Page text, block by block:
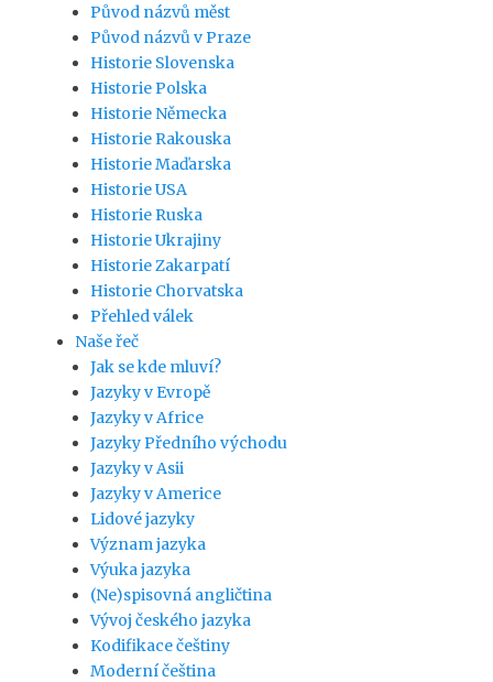
Původ názvů měst
Původ názvů v Praze
Historie Slovenska
Historie Polska
Historie Německa
Historie Rakouska
Historie Maďarska
Historie USA
Historie Ruska
Historie Ukrajiny
Historie Zakarpatí
Historie Chorvatska
Přehled válek
Naše řeč
Jak se kde mluví?
Jazyky v Evropě
Jazyky v Africe
Jazyky Předního východu
Jazyky v Asii
Jazyky v Americe
Lidové jazyky
Význam jazyka
Výuka jazyka
(Ne)spisovná angličtina
Vývoj českého jazyka
Kodifikace češtiny
Moderní čeština